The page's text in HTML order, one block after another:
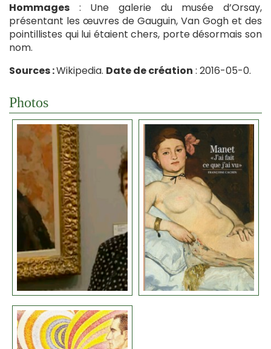
Hommages : Une galerie du musée d’Orsay,
présentant les œuvres de Gauguin, Van Gogh et des
pointillistes qui lui étaient chers, porte désormais son
nom.
Sources :Wikipedia. Date de création : 2016-05-0.
Photos